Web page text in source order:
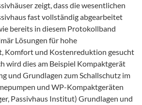
zeigt, dass die wesentlichen
fast vollständig abgearbeitet
bereits in diesem Protokollband
Lösungen für hohe
Komfort und Kostenreduktion gesucht
wird dies am Beispiel Kompaktgerät
und Grundlagen zum Schallschutz im
und WP-Kompaktgeräten
Passivhaus Institut) Grundlagen und